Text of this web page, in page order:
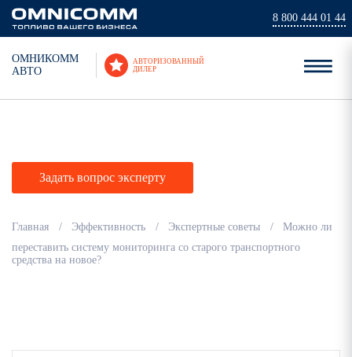
8 800 444 01 44
ОМНИКОММ
АВТО
АВТОРИЗОВАННЫЙ
ДИЛЕР
Задать вопрос эксперту
Главная Эффективность Экспертные советы
Можно ли
переставить систему мониторинга со старого транспортного
средства на новое?